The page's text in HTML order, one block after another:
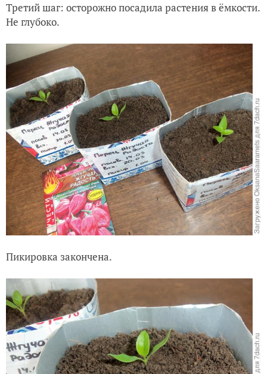
Третий шаг: осторожно посадила растения в ёмкости.
Не глубоко.
Пикировка закончена.